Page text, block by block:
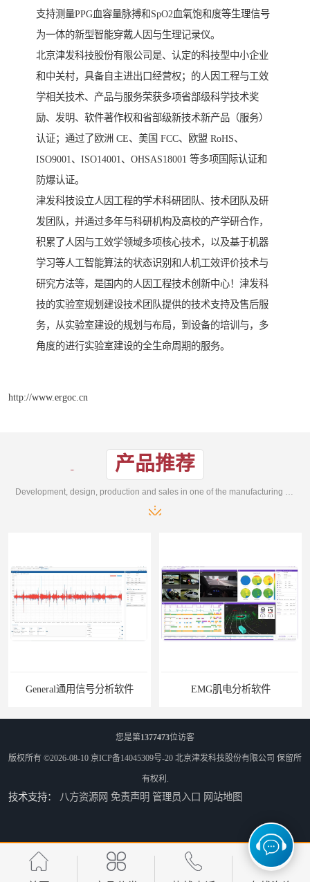
支持测量PPG血容量脉搏和SpO2血氧饱和度等生理信号
为一体的新型智能穿戴人因与生理记录仪。
北京津发科技股份有限公司是、认定的科技型中小企业
和中关村，具备自主进出口经营权；的人因工程与工效
学相关技术、产品与服务荣获多项省部级科学技术奖
励、发明、软件著作权和省部级新技术新产品（服务）
认证；通过了欧洲 CE、美国 FCC、欧盟 RoHS、
ISO9001、ISO14001、OHSAS18001 等多项国际认证和
防爆认证。
津发科技设立人因工程的学术科研团队、技术团队及研
发团队，并通过多年与科研机构及高校的产学研合作，
积累了人因与工效学领域多项核心技术，以及基于机器
学习等人工智能算法的状态识别和人机工效评价技术与
研究方法等，是国内的人因工程技术创新中心！津发科
技的实验室规划建设技术团队提供的技术支持及售后服
务，从实验室建设的规划与布局，到设备的培训与，多
角度的进行实验室建设的全生命周期的服务。
http://www.ergoc.cn
产品推荐
Development, design, production and sales in one of the manufacturing enterprises
General通用信号分析软件 EMG肌电分析软件
ErgoLAB人机环境同步云平台 OMS材料物理光学属性测量仪
您是第1377473位访客
版权所有 ©2026-08-10 京ICP备14045309号-20 北京津发科技股份有限公司 保留所
有权利.
技术支持： 八方资源网 免责声明 管理员入口 网站地图